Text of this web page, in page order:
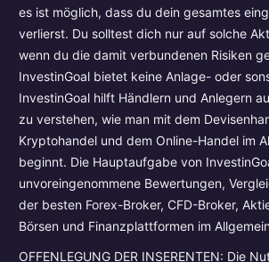
es ist möglich, dass du dein gesamtes
verlierst. Du solltest dich nur auf solche
wenn du die damit verbundenen Risiken
InvestinGoal bietet keine Anlage- oder
InvestinGoal hilft Händlern und Anlegern
zu verstehen, wie man mit dem
Kryptohandel und dem Online-Handel im
beginnt. Die Hauptaufgabe von
unvoreingenommene Bewertungen,
der besten Forex-Broker, CFD-Broker,
Börsen und Finanzplattformen im
OFFENLEGUNG DER INSERENTEN: Die